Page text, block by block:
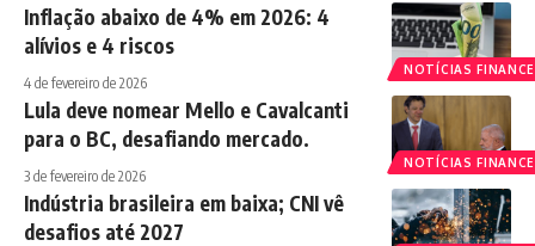
NOTÍCIAS
Inflação abaixo de 4% em 2026: 4
alívios e 4 riscos
4 de fevereiro de 2026
NOTÍCIAS
Lula deve nomear Mello e Cavalcanti
para o BC, desafiando mercado.
3 de fevereiro de 2026
Indústria brasileira em baixa; CNI vê
desafios até 2027